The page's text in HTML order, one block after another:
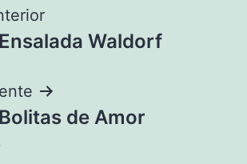
Waldorf
de Amor